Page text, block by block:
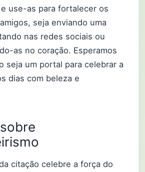
use-as para fortalecer os
seja enviando uma
nas redes sociais ou
as no coração. Esperamos
seja um portal para celebrar a
dias com beleza e
citação celebre a força do